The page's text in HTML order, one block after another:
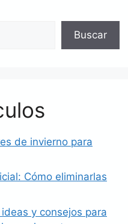
Buscar
de invierno para
Cómo eliminarlas
y consejos para